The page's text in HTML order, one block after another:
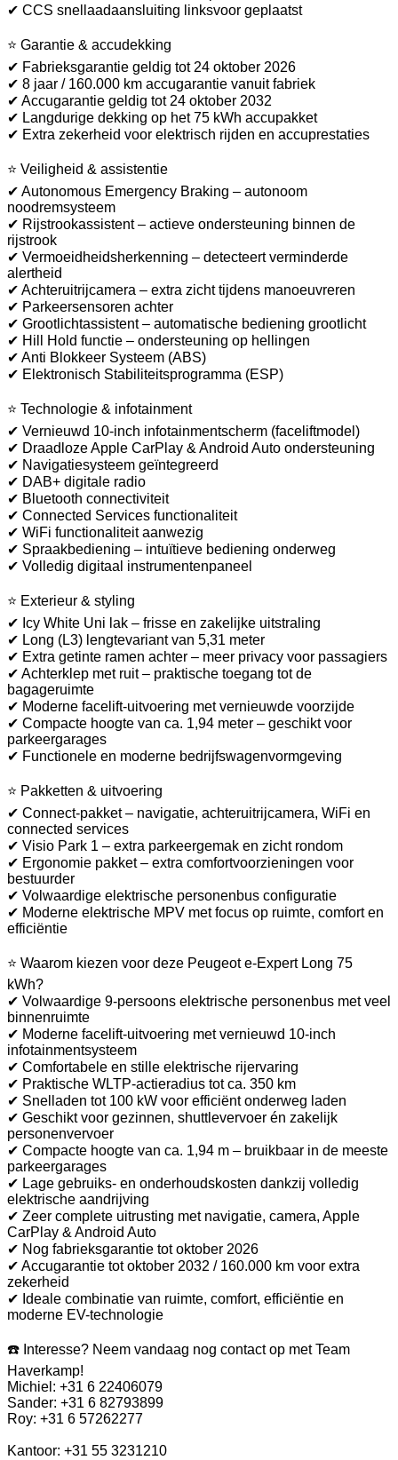
✔ CCS snellaadaansluiting linksvoor geplaatst
⭐ Garantie & accudekking
✔ Fabrieksgarantie geldig tot 24 oktober 2026
✔ 8 jaar / 160.000 km accugarantie vanuit fabriek
✔ Accugarantie geldig tot 24 oktober 2032
✔ Langdurige dekking op het 75 kWh accupakket
✔ Extra zekerheid voor elektrisch rijden en accuprestaties
⭐ Veiligheid & assistentie
✔ Autonomous Emergency Braking – autonoom
noodremsysteem
✔ Rijstrookassistent – actieve ondersteuning binnen de
rijstrook
✔ Vermoeidheidsherkenning – detecteert verminderde
alertheid
✔ Achteruitrijcamera – extra zicht tijdens manoeuvreren
✔ Parkeersensoren achter
✔ Grootlichtassistent – automatische bediening grootlicht
✔ Hill Hold functie – ondersteuning op hellingen
✔ Anti Blokkeer Systeem (ABS)
✔ Elektronisch Stabiliteitsprogramma (ESP)
⭐ Technologie & infotainment
✔ Vernieuwd 10-inch infotainmentscherm (faceliftmodel)
✔ Draadloze Apple CarPlay & Android Auto ondersteuning
✔ Navigatiesysteem geïntegreerd
✔ DAB+ digitale radio
✔ Bluetooth connectiviteit
✔ Connected Services functionaliteit
✔ WiFi functionaliteit aanwezig
✔ Spraakbediening – intuïtieve bediening onderweg
✔ Volledig digitaal instrumentenpaneel
⭐ Exterieur & styling
✔ Icy White Uni lak – frisse en zakelijke uitstraling
✔ Long (L3) lengtevariant van 5,31 meter
✔ Extra getinte ramen achter – meer privacy voor passagiers
✔ Achterklep met ruit – praktische toegang tot de
bagageruimte
✔ Moderne facelift-uitvoering met vernieuwde voorzijde
✔ Compacte hoogte van ca. 1,94 meter – geschikt voor
parkeergarages
✔ Functionele en moderne bedrijfswagenvormgeving
⭐ Pakketten & uitvoering
✔ Connect-pakket – navigatie, achteruitrijcamera, WiFi en
connected services
✔ Visio Park 1 – extra parkeergemak en zicht rondom
✔ Ergonomie pakket – extra comfortvoorzieningen voor
bestuurder
✔ Volwaardige elektrische personenbus configuratie
✔ Moderne elektrische MPV met focus op ruimte, comfort en
efficiëntie
⭐ Waarom kiezen voor deze Peugeot e-Expert Long 75
kWh?
✔ Volwaardige 9-persoons elektrische personenbus met veel
binnenruimte
✔ Moderne facelift-uitvoering met vernieuwd 10-inch
infotainmentsysteem
✔ Comfortabele en stille elektrische rijervaring
✔ Praktische WLTP-actieradius tot ca. 350 km
✔ Snelladen tot 100 kW voor efficiënt onderweg laden
✔ Geschikt voor gezinnen, shuttlevervoer én zakelijk
personenvervoer
✔ Compacte hoogte van ca. 1,94 m – bruikbaar in de meeste
parkeergarages
✔ Lage gebruiks- en onderhoudskosten dankzij volledig
elektrische aandrijving
✔ Zeer complete uitrusting met navigatie, camera, Apple
CarPlay & Android Auto
✔ Nog fabrieksgarantie tot oktober 2026
✔ Accugarantie tot oktober 2032 / 160.000 km voor extra
zekerheid
✔ Ideale combinatie van ruimte, comfort, efficiëntie en
moderne EV-technologie
☎️ Interesse? Neem vandaag nog contact op met Team
Haverkamp!
Michiel: +31 6 22406079
Sander: +31 6 82793899
Roy: +31 6 57262277
Kantoor: +31 55 3231210